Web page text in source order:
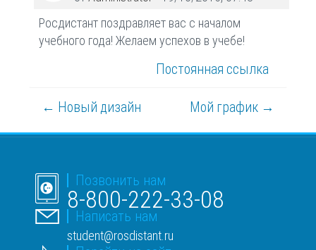
Росдистант поздравляет вас с началом
учебного года! Желаем успехов в учебе!
Постоянная ссылка
← Новый дизайн Мой график →
Позвонить нам
8-800-222-33-08
Написать нам
student@rosdistant.ru